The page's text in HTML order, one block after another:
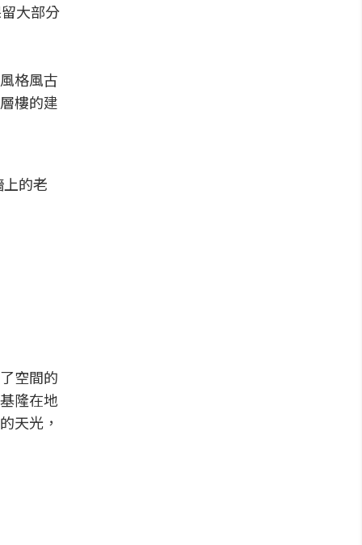
大部分
格風古
樓的建
的老
空間的
隆在地
天光，